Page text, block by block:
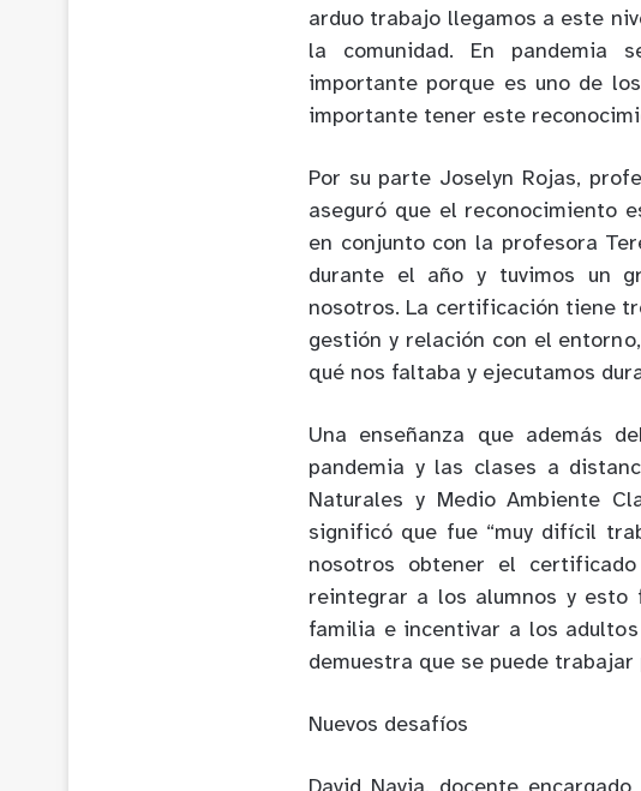
arduo trabajo llegamos a este
la comunidad. En pandemia
importante porque es uno de
importante tener este
Por su parte Joselyn Rojas,
aseguró que el reconocimiento
en conjunto con la profesora
durante el año y tuvimos un
nosotros. La certificación tiene
gestión y relación con el
qué nos faltaba y ejecutamos
Una enseñanza que además
pandemia y las clases a
Naturales y Medio Ambiente
significó que fue “muy difícil
nosotros obtener el
reintegrar a los alumnos y
familia e incentivar a los
demuestra que se puede
Nuevos desafíos